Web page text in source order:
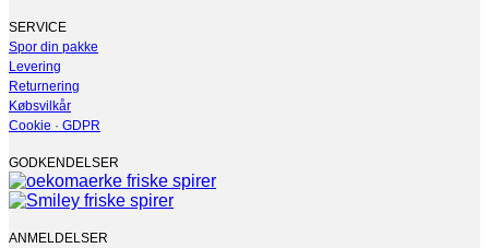
vælges
på
varesiden
SERVICE
Spor din pakke
Levering
Returnering
Købsvilkår
Cookie · GDPR
GODKENDELSER
ANMELDELSER